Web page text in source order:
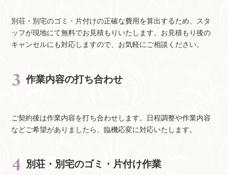
別荘・別宅のゴミ・片付けの正確な費用を算出するため、スタ
ッフが現地にて無料でお見積もりいたします。お見積もり後の
キャンセルにも対応しますので、お気軽にご相談ください。
作業内容の打ち合わせ
ご契約後は作業内容を打ち合わせします。日程調整や作業内容
などご希望がありましたら、臨機応変に対応いたします。
別荘・別宅のゴミ・片付け作業